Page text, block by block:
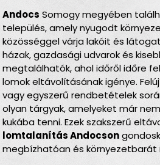
Andocs Somogy megyében
település, amely nyugodt
közösséggel várja lakóit és
házak, gazdasági udvarok és
megtalálhatók, ahol időről időre
lomok eltávolításának igénye.
vagy egyszerű rendbetételek
olyan tárgyak, amelyeket már
kukába tenni. Ezek szakszerű
lomtalanítás Andocson
megbízhatóan és környezetbarát